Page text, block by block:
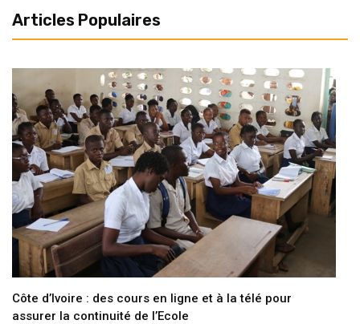
Articles Populaires
Côte d’Ivoire : des cours en ligne et à la télé pour
assurer la continuité de l’Ecole